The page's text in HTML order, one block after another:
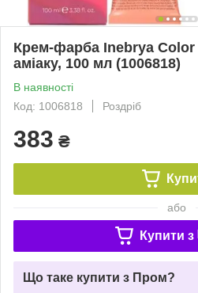
Крем-фарба Inebrya Сolor
амiаку, 100 мл (1006818)
В наявності
Код: 1006818
Роздріб
383 ₴
або
Купити з
Що таке купити з Пром?